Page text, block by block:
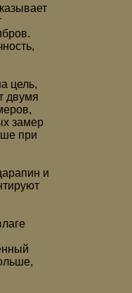
цель,
двумя
замер
при
и